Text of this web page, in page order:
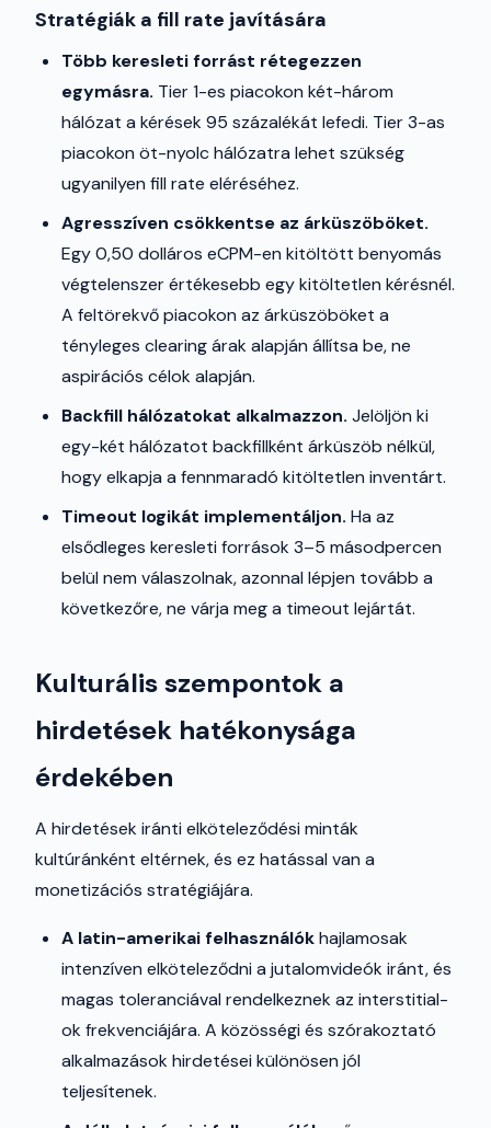
Stratégiák a fill rate javítására
Több keresleti forrást rétegezzen
egymásra. Tier 1-es piacokon két-három
hálózat a kérések 95 százalékát lefedi. Tier 3-as
piacokon öt-nyolc hálózatra lehet szükség
ugyanilyen fill rate eléréséhez.
Agresszíven csökkentse az árküszöböket.
Egy 0,50 dolláros eCPM-en kitöltött benyomás
végtelenszer értékesebb egy kitöltetlen kérésnél.
A feltörekvő piacokon az árküszöböket a
tényleges clearing árak alapján állítsa be, ne
aspirációs célok alapján.
Backfill hálózatokat alkalmazzon. Jelöljön ki
egy-két hálózatot backfillként árküszöb nélkül,
hogy elkapja a fennmaradó kitöltetlen inventárt.
Timeout logikát implementáljon. Ha az
elsődleges keresleti források 3–5 másodpercen
belül nem válaszolnak, azonnal lépjen tovább a
következőre, ne várja meg a timeout lejártát.
Kulturális szempontok a
hirdetések hatékonysága
érdekében
A hirdetések iránti elköteleződési minták
kultúránként eltérnek, és ez hatással van a
monetizációs stratégiájára.
A latin-amerikai felhasználókhajlamosak
intenzíven elköteleződni a jutalomvideók iránt, és
magas toleranciával rendelkeznek az interstitial-
ok frekvenciájára. A közösségi és szórakoztató
alkalmazások hirdetései különösen jól
teljesítenek.